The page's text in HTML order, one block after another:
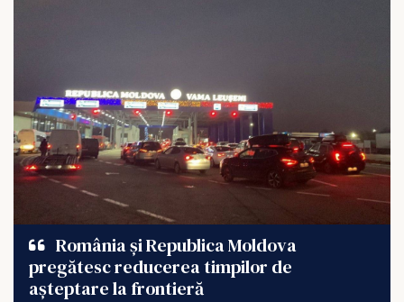
România și Republica Moldova
pregătesc reducerea timpilor de
așteptare la frontieră